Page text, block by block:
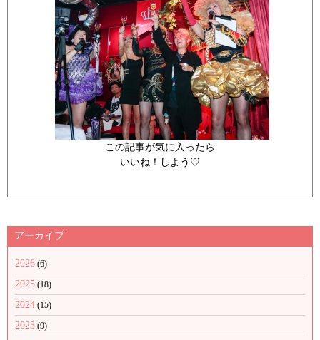
この記事が気に入ったら
いいね！しよう♡
アーカイブ
2026 (6)
2025 (18)
2024 (15)
2023 (9)